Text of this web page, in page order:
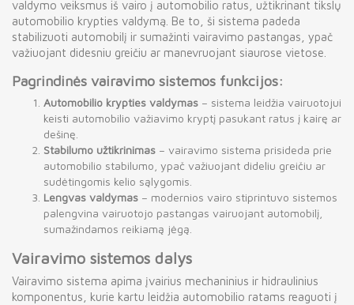
valdymo veiksmus iš vairo į automobilio ratus, užtikrinant tikslų
automobilio krypties valdymą. Be to, ši sistema padeda
stabilizuoti automobilį ir sumažinti vairavimo pastangas, ypač
važiuojant didesniu greičiu ar manevruojant siaurose vietose.
Pagrindinės vairavimo sistemos funkcijos:
Automobilio krypties valdymas – sistema leidžia vairuotojui
keisti automobilio važiavimo kryptį pasukant ratus į kairę ar
dešinę.
Stabilumo užtikrinimas – vairavimo sistema prisideda prie
automobilio stabilumo, ypač važiuojant dideliu greičiu ar
sudėtingomis kelio sąlygomis.
Lengvas valdymas – modernios vairo stiprintuvo sistemos
palengvina vairuotojo pastangas vairuojant automobilį,
sumažindamos reikiamą jėgą.
Vairavimo sistemos dalys
Vairavimo sistema apima įvairius mechaninius ir hidraulinius
komponentus, kurie kartu leidžia automobilio ratams reaguoti į